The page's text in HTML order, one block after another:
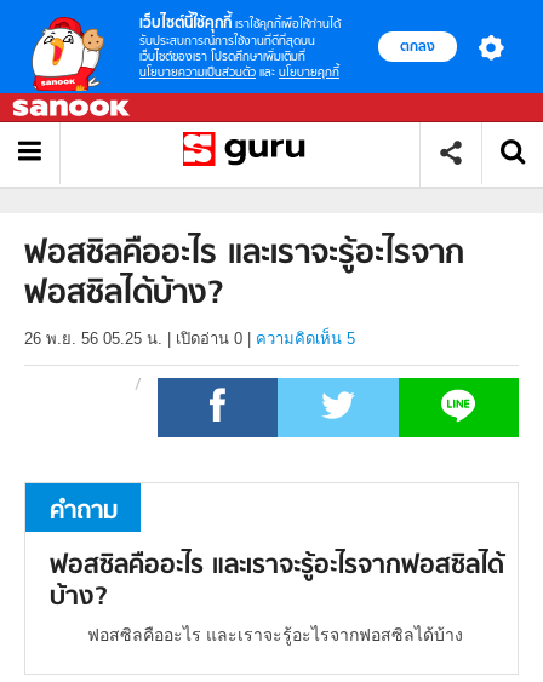
เว็บไซต์นี้ใช้คุกกี้ เราใช้คุกกี้เพื่อให้ท่านได้
รับประสบการณ์การใช้งานที่ดีที่สุดบน
เว็บไซต์ของเรา โปรดศึกษาเพิ่มเติมที่
นโยบายความเป็นส่วนตัว และ นโยบายคุกกี้
ตกลง
ฟอสซิลคืออะไร และเราจะรู้อะไรจาก
ฟอสซิลได้บ้าง?
26 พ.ย. 56 05.25 น. เปิดอ่าน 0 ความคิดเห็น 5
คำถาม
ฟอสซิลคืออะไร และเราจะรู้อะไรจากฟอสซิลได้
บ้าง?
ฟอสซิลคืออะไร และเราจะรู้อะไรจากฟอสซิลได้บ้าง